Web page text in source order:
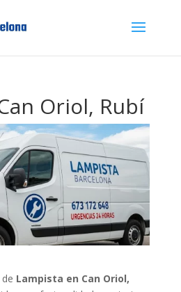
Oriol, Rubí
Lampista en Can Oriol,